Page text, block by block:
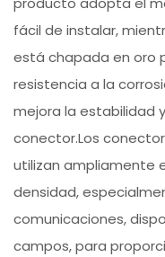
fácil de instalar,
está chapada en oro
resistencia a la
mejora la estabilidad
conector.Los
utilizan ampliamente
densidad,
comunicaciones,
campos, para